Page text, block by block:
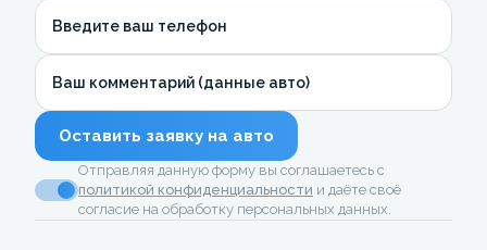
Введите ваш телефон
Ваш комментарий (данные авто)
Оставить заявку на авто
Отправляя данную форму вы соглашаетесь с
политикой конфиденциальности и даёте своё
согласие на обработку персональных данных.